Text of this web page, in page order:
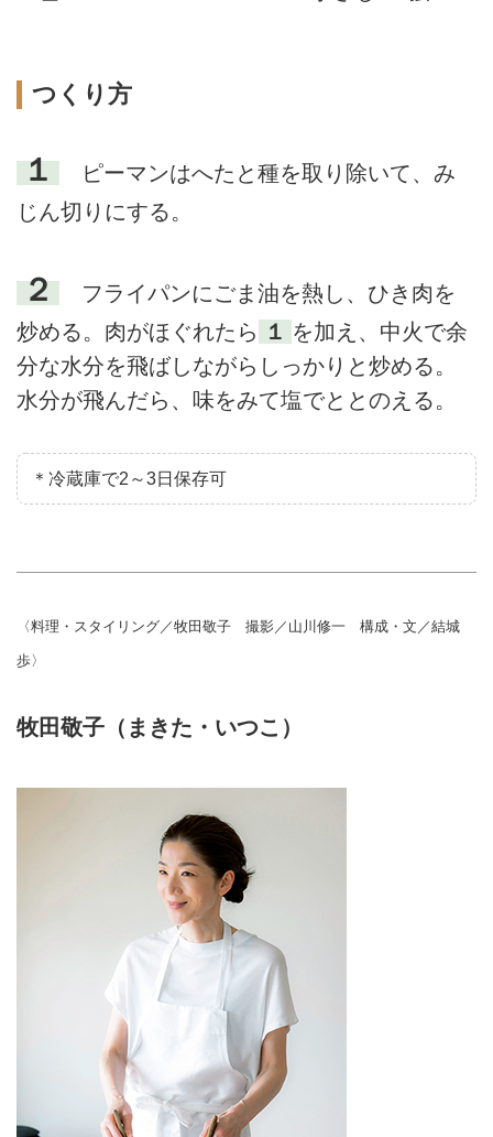
つくり方
１
ピーマンはへたと種を取り除いて、み
じん切りにする。
２
フライパンにごま油を熱し、ひき肉を
炒める。肉がほぐれたら １ を加え、中火で余
分な水分を飛ばしながらしっかりと炒める。
水分が飛んだら、味をみて塩でととのえる。
＊冷蔵庫で2～3日保存可
〈料理・スタイリング／牧田敬子 撮影／山川修一 構成・文／結城
歩〉
牧田敬子（まきた・いつこ）